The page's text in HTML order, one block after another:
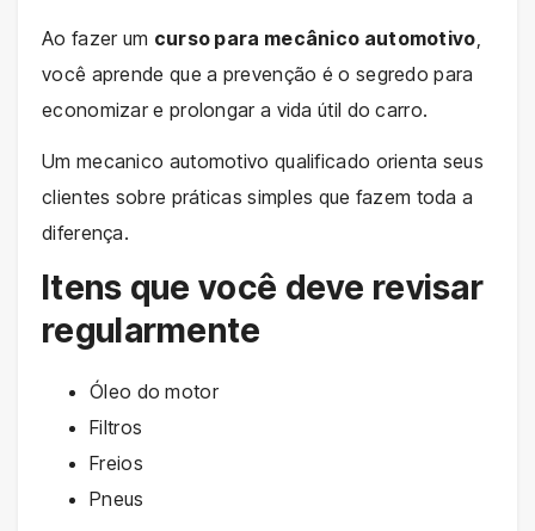
Ao fazer um curso para mecânico automotivo,
você aprende que a prevenção é o segredo para
economizar e prolongar a vida útil do carro.
Um mecanico automotivo qualificado orienta seus
clientes sobre práticas simples que fazem toda a
diferença.
Itens que você deve revisar
regularmente
Óleo do motor
Filtros
Freios
Pneus